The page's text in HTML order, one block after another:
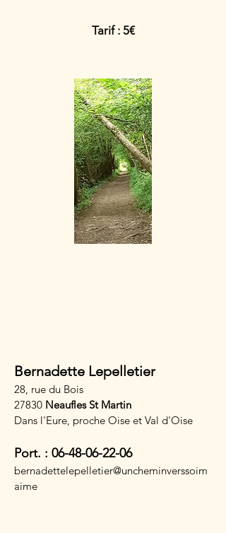
Tarif : 5€
Bernadette Lepelletier
28, rue du Bois
27830 Neaufles St Martin
Dans l'Eure, proche Oise et Val d'Oise
Port. : 06-48-06-22-06
bernadettelepelletier@uncheminverssoim
aime